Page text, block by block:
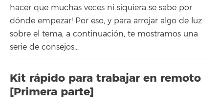
hacer que muchas veces ni siquiera se sabe por
dónde empezar! Por eso, y para arrojar algo de luz
sobre el tema, a continuación, te mostramos una
serie de consejos...
Kit rápido para trabajar en remoto
[Primera parte]